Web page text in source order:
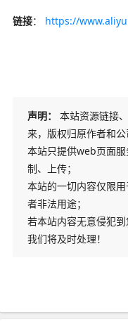
链接： https://
声明：
本站资源链接
来，版权归原作者和公
本站只提供web页面
制、上传；
本站的一切内容仅限
者非法用途；
若本站内容无意侵犯到
我们将及时处理！